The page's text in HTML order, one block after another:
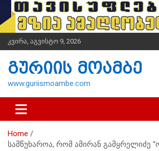
i
t
n
კვირა, აგვისტო 9, 2026
გურიის მოამბე
www.guriismoambe.com
Home
სამწუხაროა, რომ ამირან გამყრელიძე